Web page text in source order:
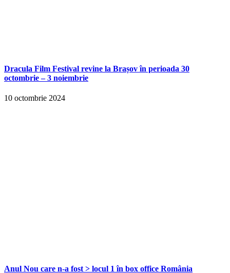
Dracula Film Festival revine la Brașov în perioada 30
octombrie – 3 noiembrie
10 octombrie 2024
Anul Nou care n-a fost > locul 1 în box office România